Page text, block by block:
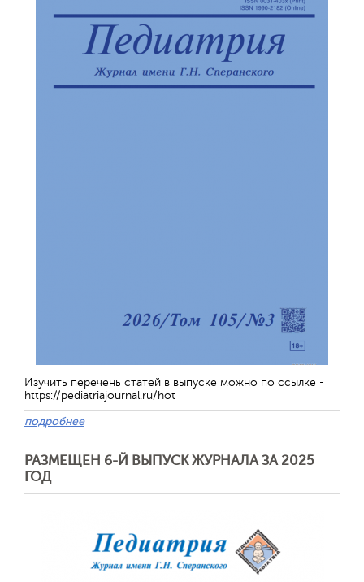
Изучить перечень статей в выпуске можно по ссылке -
https://pediatriajournal.ru/hot
подробнее
РАЗМЕЩЕН 6-Й ВЫПУСК ЖУРНАЛА ЗА 2025
ГОД